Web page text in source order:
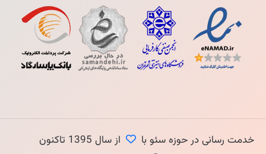
خدمت رسانی در حوزه سئو با
از سال 1395 تاکنون